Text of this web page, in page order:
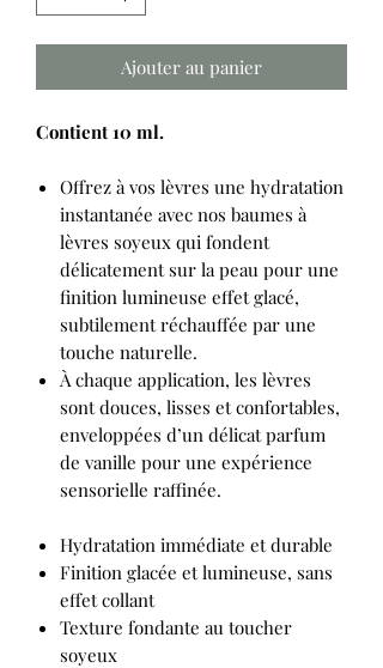
Ajouter au panier
Contient 10 ml.
Offrez à vos lèvres une hydratation
instantanée avec nos baumes à
lèvres soyeux qui fondent
délicatement sur la peau pour une
finition lumineuse effet glacé,
subtilement réchauffée par une
touche naturelle.
À chaque application, les lèvres
sont douces, lisses et confortables,
enveloppées d’un délicat parfum
de vanille pour une expérience
sensorielle raffinée.
Hydratation immédiate et durable
Finition glacée et lumineuse, sans
effet collant
Texture fondante au toucher
soyeux